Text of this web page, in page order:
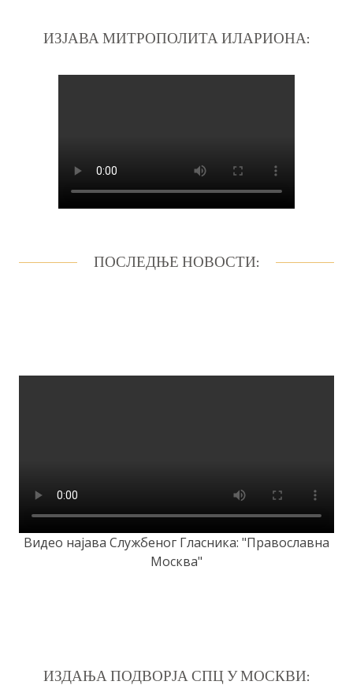
ИЗЈАВА МИТРОПОЛИТА ИЛАРИОНА:
ПОСЛЕДЊЕ НОВОСТИ:
Видео најава Службеног Гласника: "Православна
Москва"
ИЗДАЊА ПОДВОРЈА СПЦ У МОСКВИ: